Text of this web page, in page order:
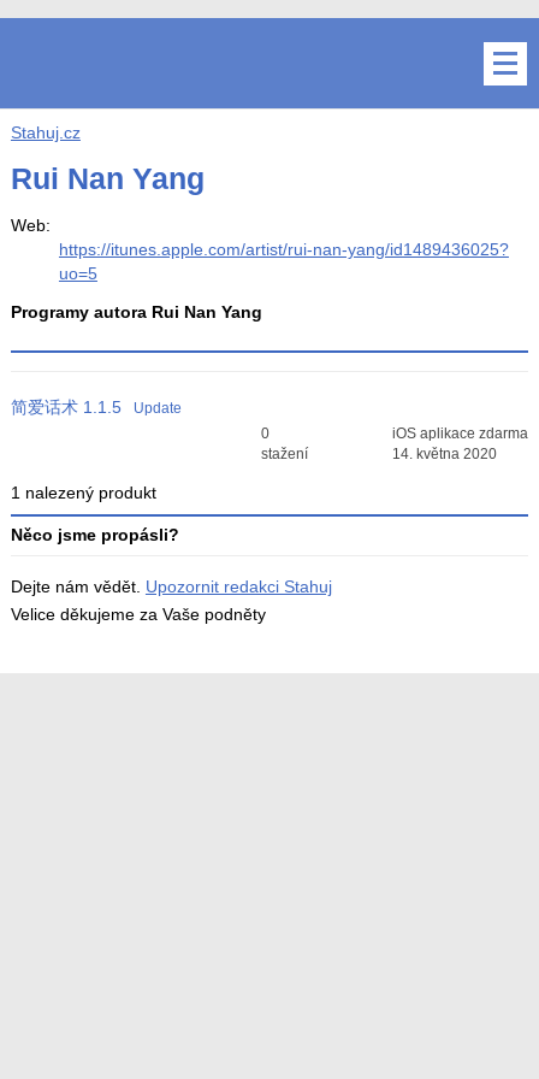
Stahuj.cz
Rui Nan Yang
Web:
https://itunes.apple.com/artist/rui-nan-yang/id1489436025?
uo=5
Programy autora Rui Nan Yang
简爱话术 1.1.5
Update
Průměr hodnocení
0
stažení
iOS aplikace zdarma
14. května 2020
1 nalezený produkt
Něco jsme propásli?
Dejte nám vědět. Upozornit redakci Stahuj
Velice děkujeme za Vaše podněty